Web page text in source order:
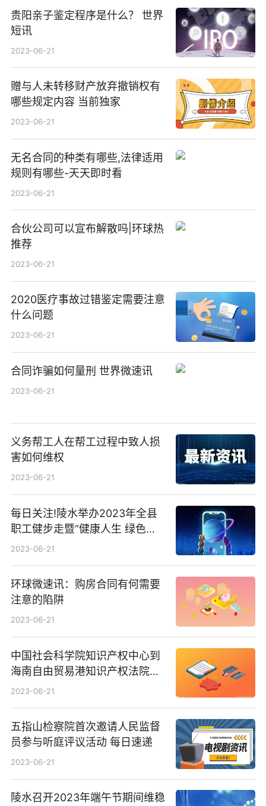
贵阳亲子鉴定程序是什么？ 世界
短讯
2023-06-21
赠与人未转移财产放弃撤销权有
哪些规定内容 当前独家
2023-06-21
无名合同的种类有哪些,法律适用
规则有哪些-天天即时看
2023-06-21
合伙公司可以宣布解散吗|环球热
推荐
2023-06-21
2020医疗事故过错鉴定需要注意
什么问题
2023-06-21
合同诈骗如何量刑 世界微速讯
2023-06-21
义务帮工人在帮工过程中致人损
害如何维权
2023-06-21
每日关注!陵水举办2023年全县
职工健步走暨“健康人生 绿色无
毒”禁毒宣传活动
2023-06-21
环球微速讯：购房合同有何需要
注意的陷阱
2023-06-21
中国社会科学院知识产权中心到
海南自由贸易港知识产权法院调
研 环球热推荐
2023-06-21
五指山检察院首次邀请人民监督
员参与听庭评议活动 每日速递
2023-06-21
陵水召开2023年端午节期间维稳